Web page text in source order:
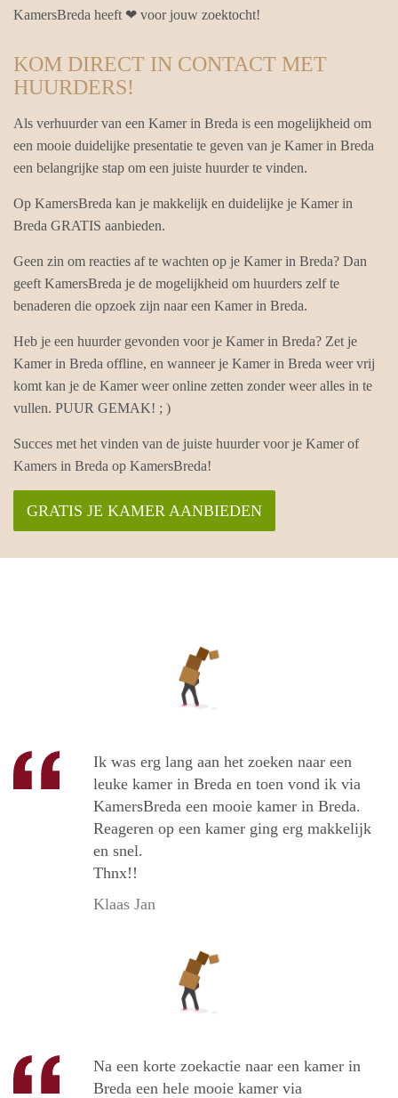
KamersBreda heeft ❤ voor jouw zoektocht!
KOM DIRECT IN CONTACT MET
HUURDERS!
Als verhuurder van een Kamer in Breda is een mogelijkheid om
een mooie duidelijke presentatie te geven van je Kamer in Breda
een belangrijke stap om een juiste huurder te vinden.
Op KamersBreda kan je makkelijk en duidelijke je Kamer in
Breda GRATIS aanbieden.
Geen zin om reacties af te wachten op je Kamer in Breda? Dan
geeft KamersBreda je de mogelijkheid om huurders zelf te
benaderen die opzoek zijn naar een Kamer in Breda.
Heb je een huurder gevonden voor je Kamer in Breda? Zet je
Kamer in Breda offline, en wanneer je Kamer in Breda weer vrij
komt kan je de Kamer weer online zetten zonder weer alles in te
vullen. PUUR GEMAK! ; )
Succes met het vinden van de juiste huurder voor je Kamer of
Kamers in Breda op KamersBreda!
GRATIS JE KAMER AANBIEDEN
Ik was erg lang aan het zoeken naar een
leuke kamer in Breda en toen vond ik via
KamersBreda een mooie kamer in Breda.
Reageren op een kamer ging erg makkelijk
en snel.
Thnx!!
Klaas Jan
Na een korte zoekactie naar een kamer in
Breda een hele mooie kamer via